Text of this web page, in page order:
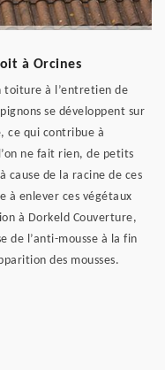
à Orcines
toiture à l’entretien de
se développent sur
ce qui contribue à
ne fait rien, de petits
cause de la racine de ces
à enlever ces végétaux
à Dorkeld Couverture,
de l’anti-mousse à la fin
des mousses.